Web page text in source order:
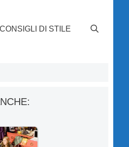
CONSIGLI DI STILE